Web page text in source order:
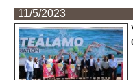
11/5/2023